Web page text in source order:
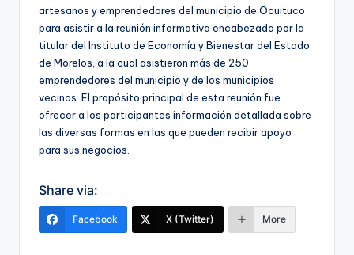
artesanos y emprendedores del municipio de Ocuituco
para asistir a la reunión informativa encabezada por la
titular del Instituto de Economía y Bienestar del Estado
de Morelos, a la cual asistieron más de 250
emprendedores del municipio y de los municipios
vecinos. El propósito principal de esta reunión fue
ofrecer a los participantes información detallada sobre
las diversas formas en las que pueden recibir apoyo
para sus negocios.
Share via:
Facebook X (Twitter) More